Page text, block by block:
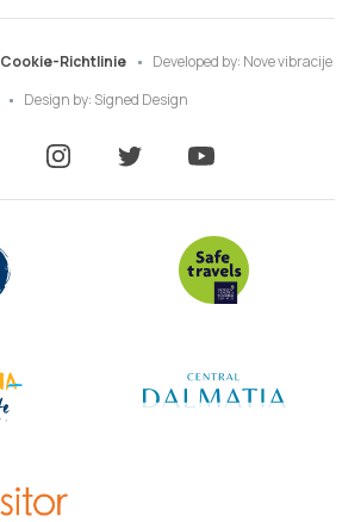
Cookie-Richtlinie Developed by: Nove vibracije
Design by: Signed Design